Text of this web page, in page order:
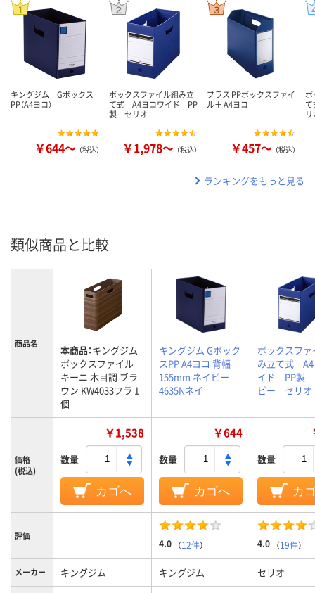
キングジム Gボックス
PP（A4ヨコ）
￥644～ （税込）
ボックスファイル組み立
て式 A4ヨコワイド PP
製 セリオ
￥1,978～ （税込）
プラス PPボックスファイ
ル＋ A4ヨコ
￥457～ （税込）
ボ
ランキングをもっと見る
類似商品と比較
商品名 本商品：キングジム
ボックスファイル
キーニ 木目調 ブラ
ウン KW4033フラ 1
個
キングジム Gボック
スPP A4ヨコ 背幅
155mm ネイビー
4635Nネイ
ボックスフ
み立て式 A4
イド PP製
ビー セリオ
価格
(税込)
￥1,538
数量
カゴへ
￥644
数量
カゴへ
数量
カ
評価
4.0 （12件） 4.0 （19件）
メーカー キングジム キングジム セリオ